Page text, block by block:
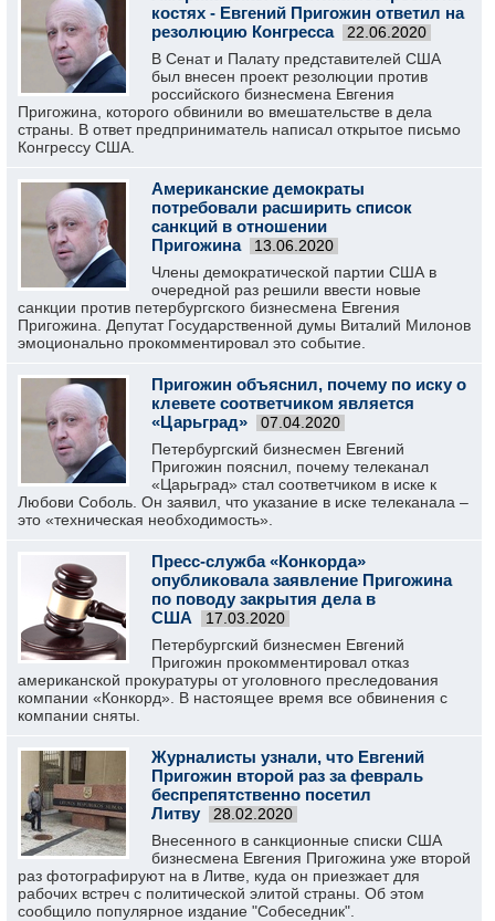
костях - Евгений Пригожин ответил на
резолюцию Конгресса
22.06.2020
В Сенат и Палату представителей США
был внесен проект резолюции против
российского бизнесмена Евгения
Пригожина, которого обвинили во вмешательстве в дела
страны. В ответ предприниматель написал открытое письмо
Конгрессу США.
Американские демократы
потребовали расширить список
санкций в отношении
Пригожина
13.06.2020
Члены демократической партии США в
очередной раз решили ввести новые
санкции против петербургского бизнесмена Евгения
Пригожина. Депутат Государственной думы Виталий Милонов
эмоционально прокомментировал это событие.
Пригожин объяснил, почему по иску о
клевете соответчиком является
«Царьград»
07.04.2020
Петербургский бизнесмен Евгений
Пригожин пояснил, почему телеканал
«Царьград» стал соответчиком в иске к
Любови Соболь. Он заявил, что указание в иске телеканала –
это «техническая необходимость».
Пресс-служба «Конкорда»
опубликовала заявление Пригожина
по поводу закрытия дела в
США
17.03.2020
Петербургский бизнесмен Евгений
Пригожин прокомментировал отказ
американской прокуратуры от уголовного преследования
компании «Конкорд». В настоящее время все обвинения с
компании сняты.
Журналисты узнали, что Евгений
Пригожин второй раз за февраль
беспрепятственно посетил
Литву
28.02.2020
Внесенного в санкционные списки США
бизнесмена Евгения Пригожина уже второй
раз фотографируют на в Литве, куда он приезжает для
рабочих встреч с политической элитой страны. Об этом
сообщило популярное издание "Собеседник".